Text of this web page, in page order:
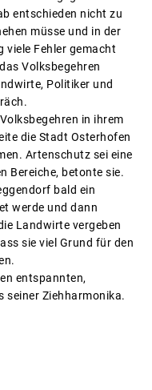
entschieden nicht zu
müsse und in der
viele Fehler gemacht
Volksbegehren
Politiker und
in ihrem
die Stadt Osterhofen
Artenschutz sei eine
Bereiche, betonte sie.
bald ein
werde und dann
Landwirte vergeben
sie viel Grund für den
entspannten,
seiner Ziehharmonika.